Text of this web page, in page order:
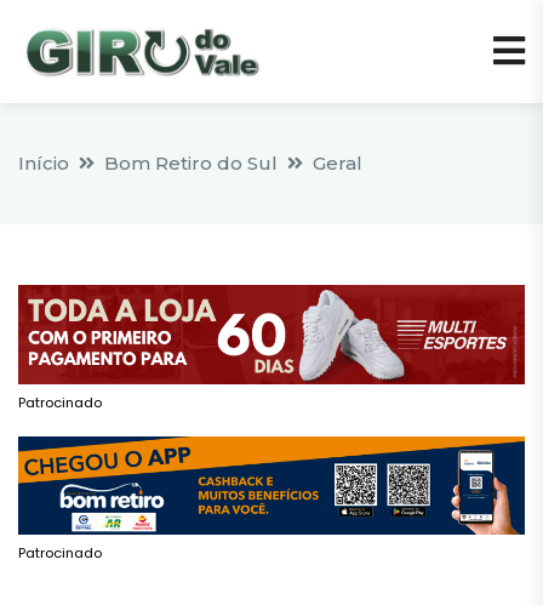
Início Bom Retiro do Sul Geral
Patrocinado
Patrocinado